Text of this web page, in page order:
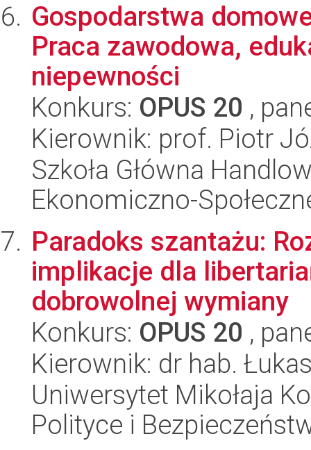
Gospodarstwa
Praca zawodowa,
niepewności
Konkurs: OPUS 20 ,
Kierownik: prof. Piotr
Szkoła Główna
Ekonomiczno-
Paradoks szantażu:
implikacje dla
dobrowolnej wymiany
Konkurs: OPUS 20 ,
Kierownik: dr hab.
Uniwersytet Mikołaja
Polityce i